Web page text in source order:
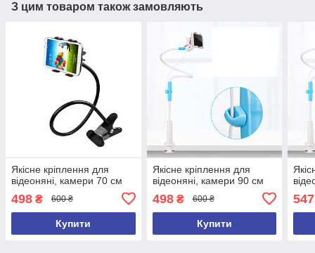
З цим товаром також замовляють
Якісне кріплення для
відеоняні, камери 70 см
498 ₴ 600 ₴
Купити
Якісне кріплення для
відеоняні, камери 90 см
498₴ 600 ₴
Купити